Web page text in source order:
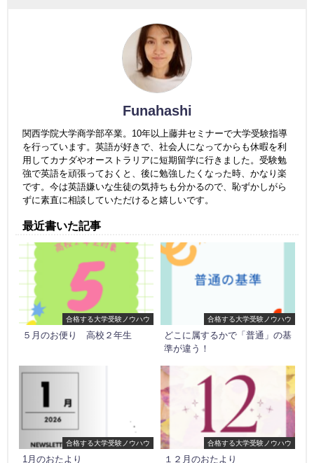
Funahashi
関西学院大学商学部卒業。10年以上藤井セミナーで大学受験指導
を行っています。英語が好きで、社会人になってからも休暇を利
用してカナダやオーストラリアに短期留学に行きました。受験勉
強で英語を頑張っておくと、後に勉強したくなった時、かなり楽
です。今は英語嫌いな生徒の気持ちも分かるので、恥ずかしがら
ずに素直に相談していただけると嬉しいです。
最近書いた記事
合格する大学受験ノウハウ
５月のお便り 高校２年生
合格する大学受験ノウハウ
どこに属するかで「普通」の基
準が違う！
合格する大学受験ノウハウ
1月のおたより
合格する大学受験ノウハウ
１２月のおたより